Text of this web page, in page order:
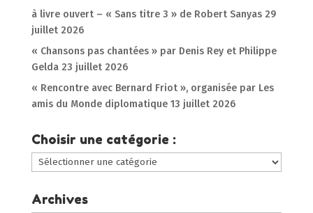
à livre ouvert – « Sans titre 3 » de Robert Sanyas 29
juillet 2026
« Chansons pas chantées » par Denis Rey et Philippe
Gelda 23 juillet 2026
« Rencontre avec Bernard Friot », organisée par Les
amis du Monde diplomatique 13 juillet 2026
Choisir une catégorie :
Choisir
une
catégorie
:
Archives